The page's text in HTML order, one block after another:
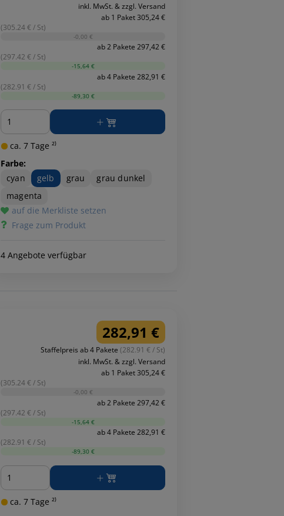
inkl. MwSt. & zzgl. Versand
ab 1 Paket 305,24 €
(305.24 € / St)
-0,00 €
ab 2 Pakete 297,42 €
(297.42 € / St)
-15,64 €
ab 4 Pakete 282,91 €
(282.91 € / St)
-89,30 €
Menge
ca. 7 Tage ²⁾
Farbe:
cyan
gelb grau
grau dunkel
magenta
auf die Merkliste setzen
Frage zum Produkt
4 Angebote verfügbar
282,91 €
Staffelpreis ab 4 Pakete (282.91 € / St)
inkl. MwSt. & zzgl. Versand
ab 1 Paket 305,24 €
(305.24 € / St)
-0,00 €
ab 2 Pakete 297,42 €
(297.42 € / St)
-15,64 €
ab 4 Pakete 282,91 €
(282.91 € / St)
-89,30 €
Menge
ca. 7 Tage ²⁾